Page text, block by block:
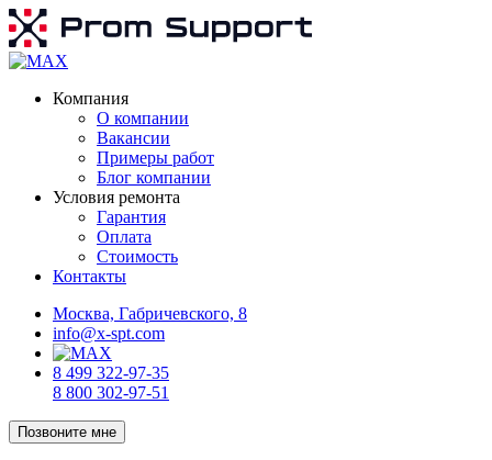
Компания
О компании
Вакансии
Примеры работ
Блог компании
Условия ремонта
Гарантия
Оплата
Стоимость
Контакты
Москва, Габричевского, 8
info@x-spt.com
8 499 322-97-35
8 800 302-97-51
Позвоните мне